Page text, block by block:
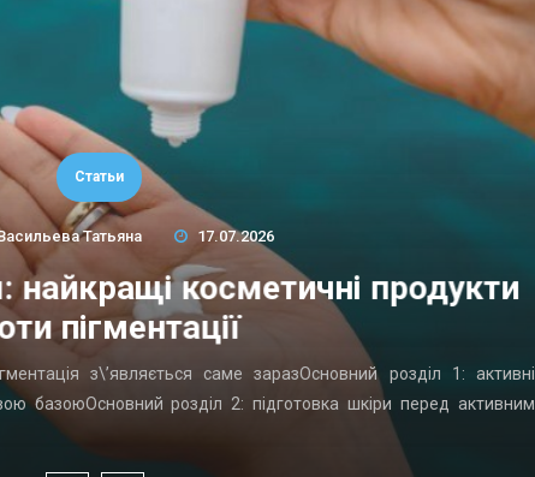
Статьи
Татьяна 17.07.2026
найкращі косметичні продукти
пігментації
з\’являється саме заразОсновний розділ 1: активні
базоюОсновний розділ 2: підготовка шкіри перед активним